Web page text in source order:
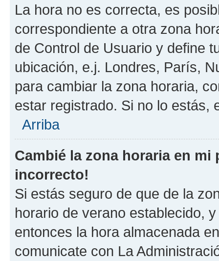
La hora no es correcta, es
correspondiente a otra zona
de Control de Usuario y define
ubicación, e.j. Londres, París,
para cambiar la zona horaria,
estar registrado. Si no lo estás,
Arriba
Cambié la zona horaria en
incorrecto!
Si estás seguro de que de la
horario de verano establecido,
entonces la hora almacenada
comunicate con La